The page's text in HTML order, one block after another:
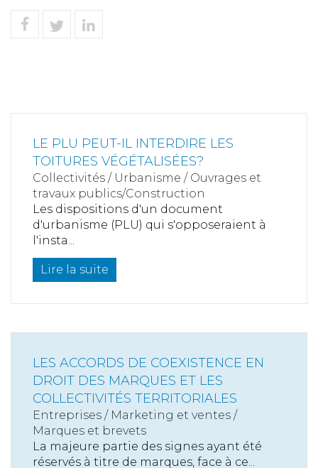
LE PLU PEUT-IL INTERDIRE LES
TOITURES VÉGÉTALISÉES?
Collectivités / Urbanisme / Ouvrages et
travaux publics/Construction
Les dispositions d'un document
d'urbanisme (PLU) qui s'opposeraient à
l'insta...
Lire la suite
LES ACCORDS DE COEXISTENCE EN
DROIT DES MARQUES ET LES
COLLECTIVITÉS TERRITORIALES
Entreprises / Marketing et ventes /
Marques et brevets
La majeure partie des signes ayant été
réservés à titre de marques, face à ce...